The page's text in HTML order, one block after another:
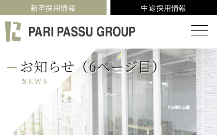
新卒採用情報 中途採用情報
お知らせ（6ページ目）
NEWS